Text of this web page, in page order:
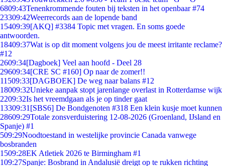
6809:43Tenenkrommende fouten bij teksten in het openbaar #74
23309:42Weerrecords aan de lopende band
15409:39[AKQ] #3384 Topic met vragen. En soms goede
antwoorden.
18409:37Wat is op dit moment volgens jou de meest irritante reclame?
#12
2609:34[Dagboek] Veel aan hoofd - Deel 28
29609:34[CRE SC #160] Op naar de zomer!!
11509:33[DAGBOEK] De weg naar balans #12
18009:32Unieke aanpak stopt jarenlange overlast in Rotterdamse wijk
2209:32Is het vreemdgaan als je op tinder gaat
13309:31 [SBS6] De Bondgenoten #318 Een klein kusje moet kunnen
28609:29Totale zonsverduistering 12-08-2026 (Groenland, IJsland en
Spanje) #1
509:29Noodtoestand in westelijke provincie Canada vanwege
bosbranden
1509:28EK Atletiek 2026 te Birmingham #1
109:27Spanje: Bosbrand in Andalusië dreigt op te rukken richting